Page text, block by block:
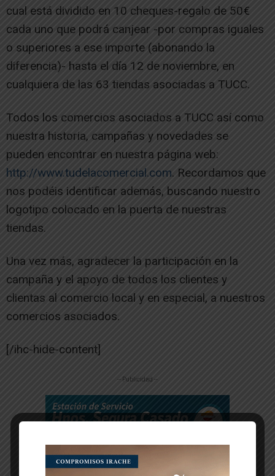
cual está dividido en 10 cheques-regalo de 50€
cada uno que podrá canjear -por compras iguales
o superiores a ese importe (abonando la
diferencia)- hasta el día 12 de noviembre, en
cualquiera de las 63 tiendas asociadas a TUCC.
Todos los comercios asociados a TUCC así como
nuestra historia, campañas y novedades se
pueden encontrar en nuestra página web:
http://www.tudelacomercial.com. Recordamos que
nos podéis identificar además, buscando nuestro
logotipo colocado en la puerta de nuestras
tiendas.
Una vez más, agradecer la participación en la
campaña y el apoyo de todos los clientes y
clientas al comercio local y en especial, a nuestros
comercios asociados.
[/ihc-hide-content]
-- Publicidad --